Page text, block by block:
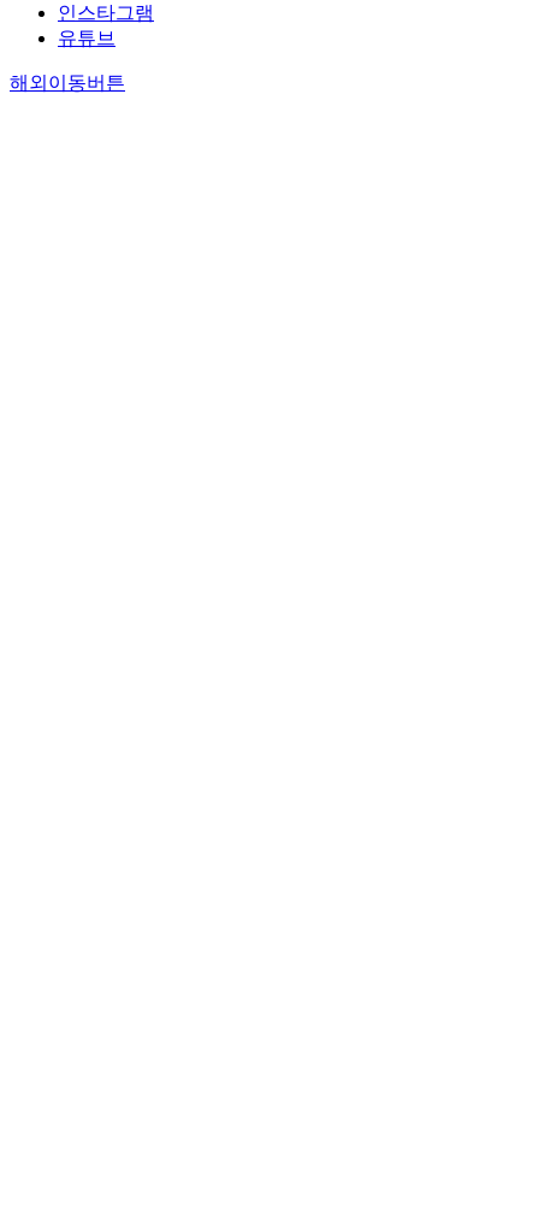
인스타그램
유튜브
해외이동버튼